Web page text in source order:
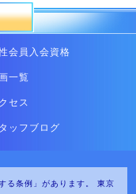
会員入会資格
一覧
セス
ッフブログ
る条例」があります。 東京